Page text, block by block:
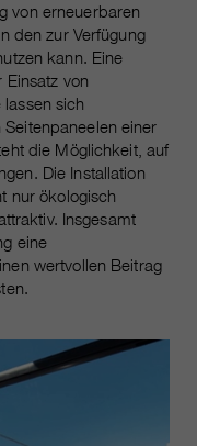
von erneuerbaren
den zur Verfügung
kann. Eine
von
sich
einer
die Möglichkeit, auf
Die Installation
nur ökologisch
Insgesamt
eine
wertvollen Beitrag